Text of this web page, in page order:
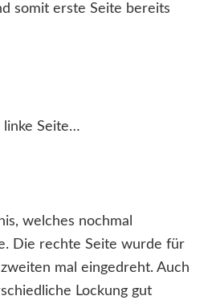
somit erste Seite bereits
linke Seite…
welches nochmal
Die rechte Seite wurde für
mal eingedreht. Auch
Lockung gut